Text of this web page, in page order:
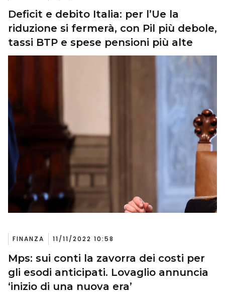
Deficit e debito Italia: per l’Ue la
riduzione si fermerà, con Pil più debole,
tassi BTP e spese pensioni più alte
FINANZA 11/11/2022 10:58
Mps: sui conti la zavorra dei costi per
gli esodi anticipati. Lovaglio annuncia
‘inizio di una nuova era’